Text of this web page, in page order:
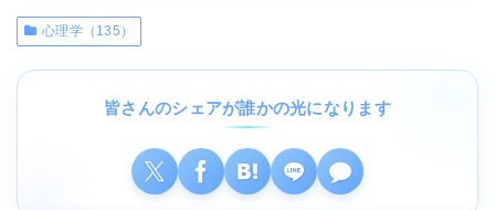
心理学（135）
皆さんのシェアが誰かの光になります